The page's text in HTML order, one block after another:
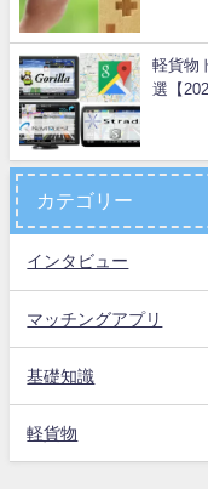
軽貨物
選【
カテゴリー
インタビュー
マッチングアプリ
基礎知識
軽貨物